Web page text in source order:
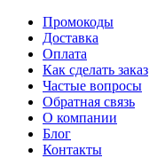
Промокоды
Доставка
Оплата
Как сделать заказ
Частые вопросы
Обратная связь
О компании
Блог
Контакты